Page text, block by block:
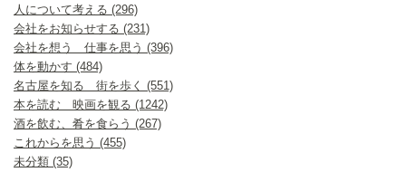
人について考える (296)
会社をお知らせする (231)
会社を想う 仕事を思う (396)
体を動かす (484)
名古屋を知る 街を歩く (551)
本を読む 映画を観る (1242)
酒を飲む、肴を食らう (267)
これからを思う (455)
未分類 (35)